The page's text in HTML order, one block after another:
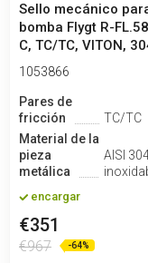
Sello mecánico
bomba Flygt R-
C, TC/TC, VITON,
1053866
Pares de
fricción
TC/TC
Material de la
pieza
metálica
AISI
encargar
€351
€967 -64%